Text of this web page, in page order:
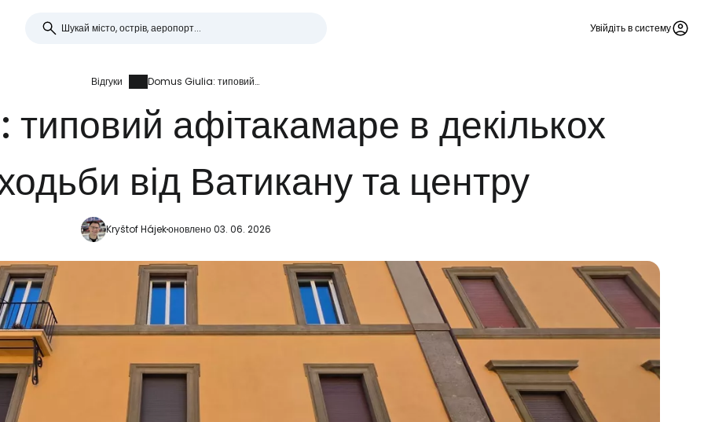
Увійдіть в систему
Відгуки Domus Giulia: типовий афітакамаре в декількох хвилинах ходьби від Ватикану та центру
афітакамаре в декількох
від Ватикану та центру
Kryštof Hájekоновлено 03. 06. 2026